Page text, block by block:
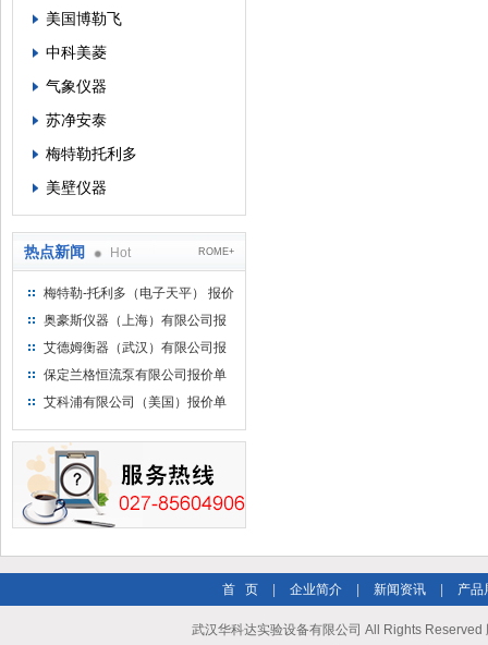
美国博勒飞
中科美菱
气象仪器
苏净安泰
梅特勒托利多
美壁仪器
热点新闻 Hot ROME+
梅特勒-托利多（电子天平） 报价
单
奥豪斯仪器（上海）有限公司报
价单
艾德姆衡器（武汉）有限公司报
价单
保定兰格恒流泵有限公司报价单
艾科浦有限公司（美国）报价单
首 页 企业简介 新闻资讯 产品
武汉华科达实验设备有限公司 All Rights Reserved